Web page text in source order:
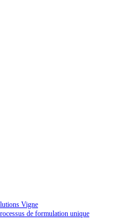
Vigne
de formulation unique